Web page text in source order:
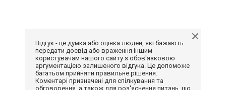
Відгук - це думка або оцінка людей, які бажають
передати досвід або враження іншим
користувачам нашого сайту з обов'язковою
аргументацією залишеного відгука. Це допоможе
багатьом прийняти правильне рішення.
Коментарі призначені для спілкування та
обговорення, а також для роз'яснення питань, що